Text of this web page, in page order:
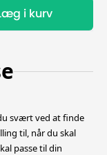
i kurv
svært ved at finde
til, når du skal
passe til din